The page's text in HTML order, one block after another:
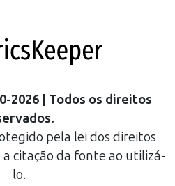
-2026| Todos os direitos
pela lei dos direitos
citação da fonte ao utilizá-
lo.